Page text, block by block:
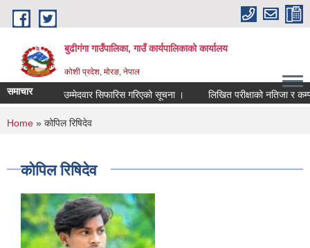
Skip to main content
बुढीगंगा गाउँपालिका, गाउँ कार्यपालिकाको कार्यालय
कोशी प्रदेश, मोरङ, नेपाल
समाचार उम्मेदवार सिफारिस गरिएको सूचना । लिखित परीक्षाको नतिजा र
You are here
Home » कोपिल रिषिदेव
कोपिल रिषिदेव